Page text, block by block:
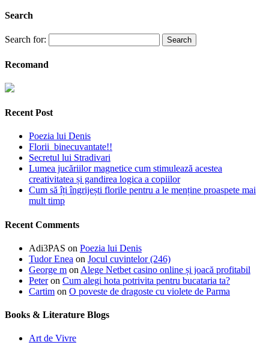
Search
Search for:
Recomand
Recent Post
Poezia lui Denis
Florii binecuvantate!!
Secretul lui Stradivari
Lumea jucăriilor magnetice cum stimulează acestea
creativitatea și gandirea logica a copiilor
Cum să îți îngrijești florile pentru a le menține proaspete mai
mult timp
Recent Comments
Adi3PAS on Poezia lui Denis
Tudor Enea on Jocul cuvintelor (246)
George m on Alege Netbet casino online și joacă profitabil
Peteron Cum alegi hota potrivita pentru bucataria ta?
Cartim on O poveste de dragoste cu violete de Parma
Books & Literature Blogs
Art de Vivre